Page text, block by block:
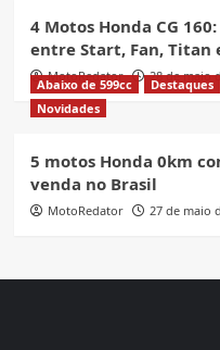
4 Motos Honda CG
entre Start, Fan, Titan
MotoRedator 28 de maio
Abaixo de 599cc Destaques
Novidades
5 motos Honda 0km
venda no Brasil
MotoRedator 27 de maio